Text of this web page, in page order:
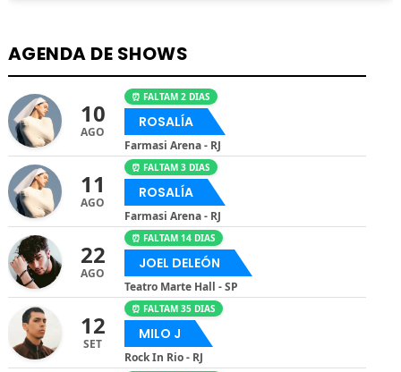
AGENDA DE SHOWS
10
AGO
⏰ FALTAM 2 DIAS
ROSALÍA
Farmasi Arena - RJ
11
AGO
⏰ FALTAM 3 DIAS
ROSALÍA
Farmasi Arena - RJ
22
AGO
⏰ FALTAM 14 DIAS
JOEL DELEÓN
Teatro Marte Hall - SP
12
SET
⏰ FALTAM 35 DIAS
MILO J
Rock In Rio - RJ